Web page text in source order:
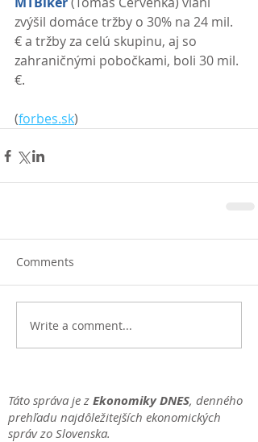
zvýšil domáce tržby o 30% na 24 mil.
€ a tržby za celú skupinu, aj so
zahraničnými pobočkami, boli 30 mil.
€.
(forbes.sk)
Comments
Write a comment...
Táto správa je z Ekonomiky DNES, denného
prehľadu najdôležitejších ekonomických
správ zo Slovenska.